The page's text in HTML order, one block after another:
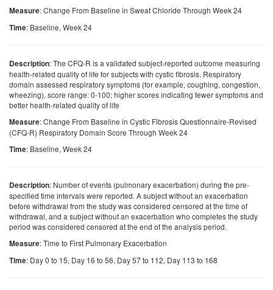
Measure: Change From Baseline in Sweat Chloride Through Week 24
Time: Baseline, Week 24
Description: The CFQ-R is a validated subject-reported outcome measuring
health-related quality of life for subjects with cystic fibrosis. Respiratory
domain assessed respiratory symptoms (for example, coughing, congestion,
wheezing), score range: 0-100; higher scores indicating fewer symptoms and
better health-related quality of life
Measure: Change From Baseline in Cystic Fibrosis Questionnaire-Revised
(CFQ-R) Respiratory Domain Score Through Week 24
Time: Baseline, Week 24
Description: Number of events (pulmonary exacerbation) during the pre-
specified time intervals were reported. A subject without an exacerbation
before withdrawal from the study was considered censored at the time of
withdrawal, and a subject without an exacerbation who completes the study
period was considered censored at the end of the analysis period.
Measure: Time to First Pulmonary Exacerbation
Time: Day 0 to 15, Day 16 to 56, Day 57 to 112, Day 113 to 168